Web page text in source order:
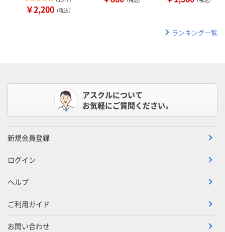
￥2,200 （税込）
ランキング一覧
アスクルについて
お気軽にご質問ください。
新規会員登録
ログイン
ヘルプ
ご利用ガイド
お問い合わせ